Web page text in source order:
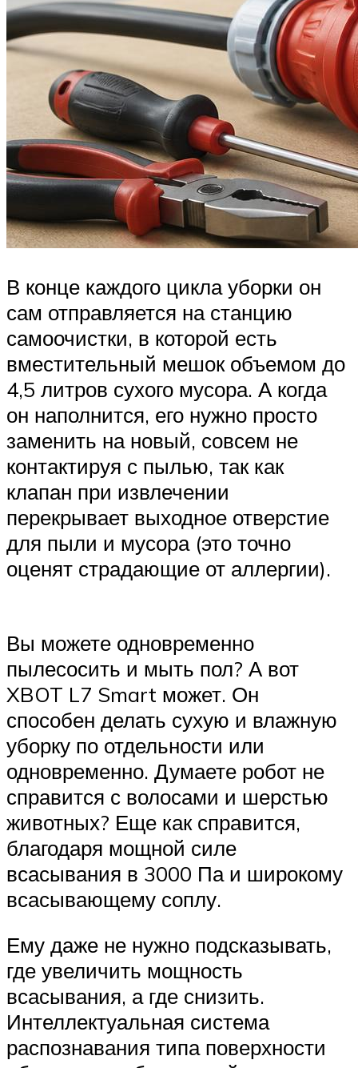
В конце каждого цикла уборки он
сам отправляется на станцию
самоочистки, в которой есть
вместительный мешок объемом до
4,5 литров сухого мусора. А когда
он наполнится, его нужно просто
заменить на новый, совсем не
контактируя с пылью, так как
клапан при извлечении
перекрывает выходное отверстие
для пыли и мусора (это точно
оценят страдающие от аллергии).
Вы можете одновременно
пылесосить и мыть пол? А вот
XBOT L7 Smart может. Он
способен делать сухую и влажную
уборку по отдельности или
одновременно. Думаете робот не
справится с волосами и шерстью
животных? Еще как справится,
благодаря мощной силе
всасывания в 3000 Па и широкому
всасывающему соплу.
Ему даже не нужно подсказывать,
где увеличить мощность
всасывания, а где снизить.
Интеллектуальная система
распознавания типа поверхности